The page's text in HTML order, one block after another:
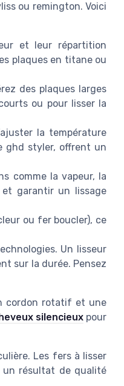
ou remington. Voici
et leur répartition
plaques en titane ou
des plaques larges
ou pour lisser la
la température
ghd styler, offrent un
comme la vapeur, la
garantir un lissage
ou fer boucler), ce
Un lisseur
sur la durée. Pensez
cordon rotatif et une
silencieuxpour
Les fers à lisser
un résultat de qualité